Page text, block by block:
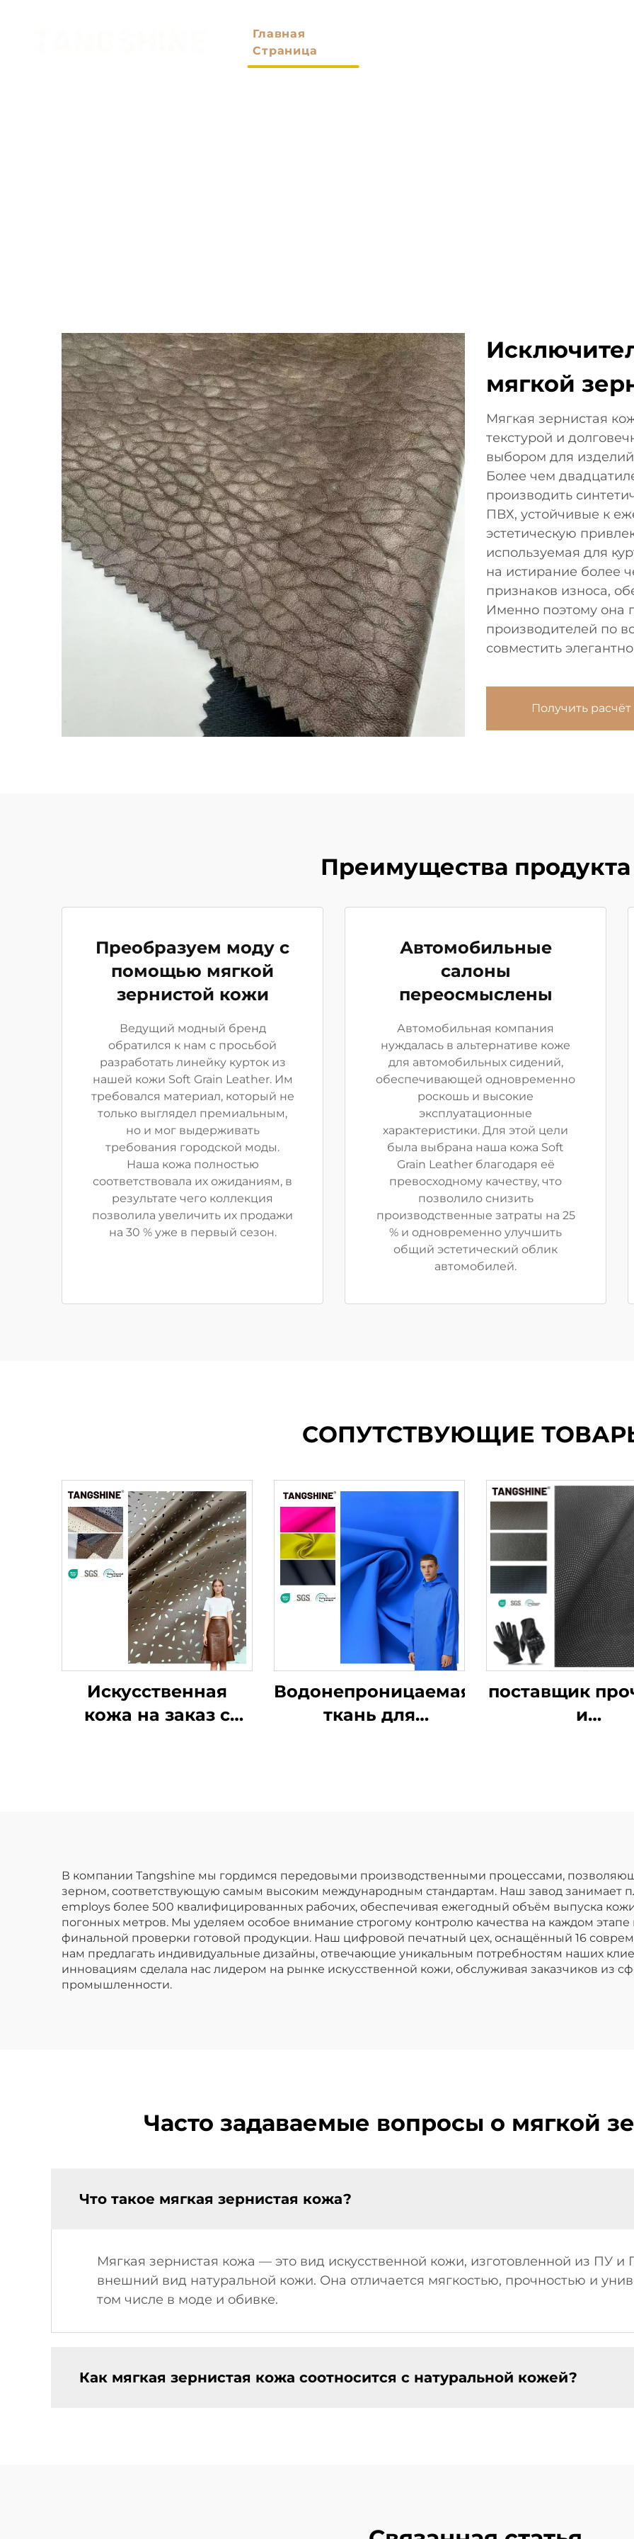
Главная
Страница
мягкой
Мягкая зернистая
текстурой и
выбором для
Более чем
производить
ПВХ, устойчивые к
эстетическую
используемая для
на истирание более
признаков износа,
Именно поэтому она
производителей по
совместить
Получить
Преимущества продукта
Преобразуем моду с
помощью мягкой
зернистой кожи
Ведущий модный бренд
обратился к нам с просьбой
разработать линейку курток из
нашей кожи Soft Grain Leather. Им
требовался материал, который не
только выглядел премиальным,
но и мог выдерживать
требования городской моды.
Наша кожа полностью
соответствовала их ожиданиям, в
результате чего коллекция
позволила увеличить их продажи
на 30 % уже в первый сезон.
Автомобильные
салоны
переосмыслены
Автомобильная компания
нуждалась в альтернативе коже
для автомобильных сидений,
обеспечивающей одновременно
роскошь и высокие
эксплуатационные
характеристики. Для этой цели
была выбрана наша кожа Soft
Grain Leather благодаря её
превосходному качеству, что
позволило снизить
производственные затраты на 25
% и одновременно улучшить
общий эстетический облик
автомобилей.
СОПУТСТВУЮЩИЕ
Искусственная
кожа на заказ с
Водонепроницаемая
ткань для
поставщик
и
В компании Tangshine мы гордимся передовыми производственными процессами,
зерном, соответствующую самым высоким международным стандартам. Наш завод занимает
employs более 500 квалифицированных рабочих, обеспечивая ежегодный объём выпуска
погонных метров. Мы уделяем особое внимание строгому контролю качества на каждом этапе
финальной проверки готовой продукции. Наш цифровой печатный цех, оснащённый 16
нам предлагать индивидуальные дизайны, отвечающие уникальным потребностям наших
инновациям сделала нас лидером на рынке искусственной кожи, обслуживая заказчиков из
промышленности.
Часто задаваемые вопросы о мягкой
Что такое мягкая зернистая кожа?
Мягкая зернистая кожа — это вид искусственной кожи, изготовленной из ПУ
внешний вид натуральной кожи. Она отличается мягкостью, прочностью и
том числе в моде и обивке.
Как мягкая зернистая кожа соотносится с натуральной кожей?